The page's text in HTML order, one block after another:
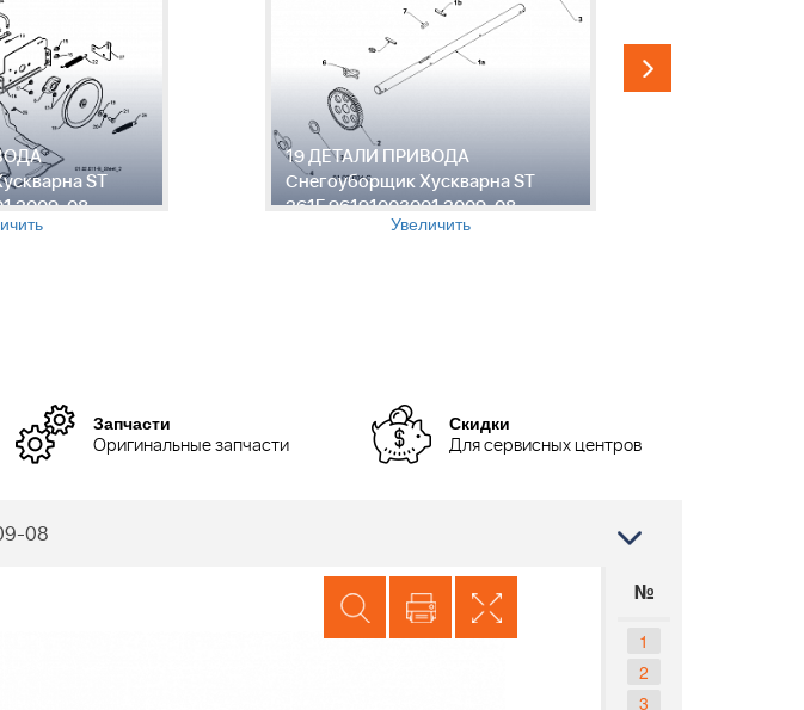
ST
2009-08
19 ДЕТАЛИ ПРИВОДА
Снегоуборщик Хускварна ST
261E 96191003001 2009-08
Увеличить
Запчасти
Оригинальные запчасти
Скидки
Для сервисных центров
08
№
1
2
3